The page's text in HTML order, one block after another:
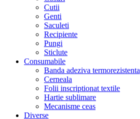
Cutii
Genti
Saculeti
Recipiente
Pungi
Sticlute
Consumabile
Banda adeziva termorezistenta
Cerneala
Folii inscriptionat textile
Hartie sublimare
Mecanisme ceas
Diverse